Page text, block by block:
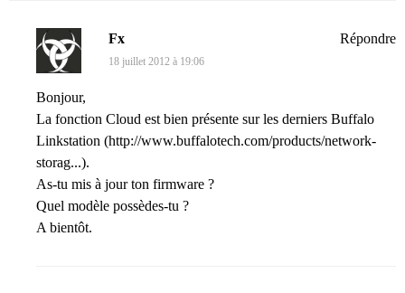
Fx
18 juillet 2012 à 19:06
Bonjour,
La fonction Cloud est bien présente sur les derniers Buffalo
Linkstation (http://www.buffalotech.com/products/network-
storag...).
As-tu mis à jour ton firmware ?
Quel modèle possèdes-tu ?
A bientôt.
Répondre